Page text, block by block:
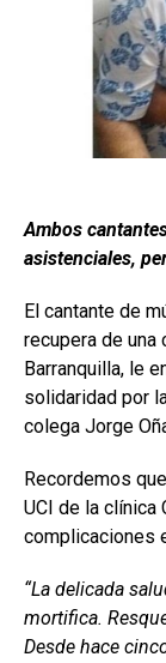
Ambos
asistenciales,
El cantante de
recupera de una
Barranquilla, le
solidaridad por
colega Jorge
Recordemos
UCI de la clínica
complicaciones
“La delicada
mortifica.
Desde hace